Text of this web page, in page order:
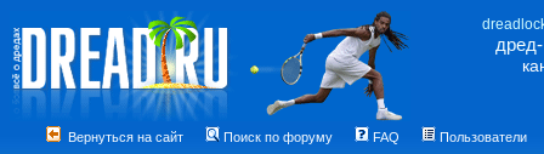
Вернуться на сайт Поиск по форуму FAQ Пользователи